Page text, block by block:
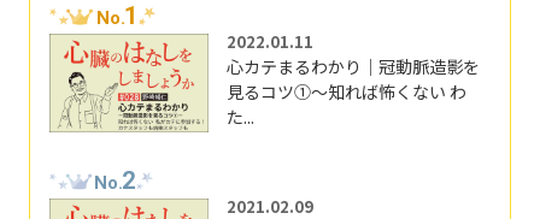
No.1
2022.01.11
心カテまるわかり｜冠動脈造影を
見るコツ①～知れば怖くない わ
た...
No.2
2021.02.09